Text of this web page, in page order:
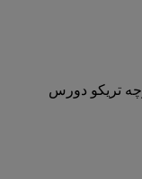
تریکو دورس